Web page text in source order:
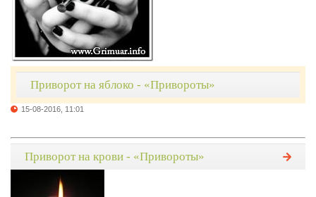
Приворот на яблоко - «Привороты»
15-08-2016, 11:01
Приворот на крови - «Привороты»